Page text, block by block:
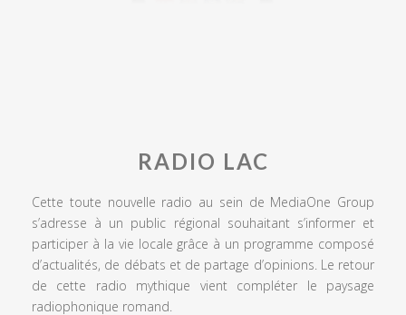
RADIO LAC
Cette toute nouvelle radio au sein de MediaOne Group
s’adresse à un public régional souhaitant s’informer et
participer à la vie locale grâce à un programme composé
d’actualités, de débats et de partage d’opinions. Le retour
de cette radio mythique vient compléter le paysage
radiophonique romand.